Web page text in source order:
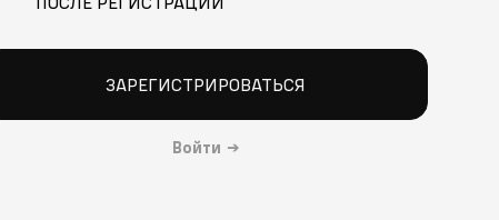
ЗАРЕГИСТРИРОВАТЬСЯ
Войти →